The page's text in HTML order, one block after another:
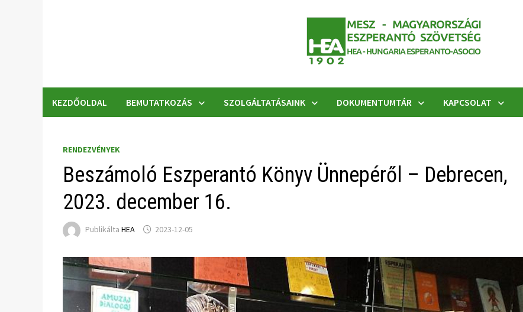
KEZDŐOLDAL BEMUTATKOZÁS SZOLGÁLTATÁSAINK DOKUMENTUMTÁR KAPCSOLAT
RENDEZVÉNYEK
Beszámoló Eszperantó Könyv Ünnepéről – Debrecen,
2023. december 16.
PublikáltaHEA 2023-12-05